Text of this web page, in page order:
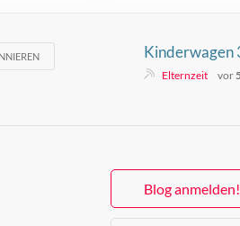
Kinderwagen
System
Elternzeit vor
Blog anmelden!